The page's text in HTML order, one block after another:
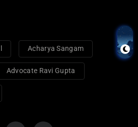
Acharya Sangam
Advocate Ravi Gupta